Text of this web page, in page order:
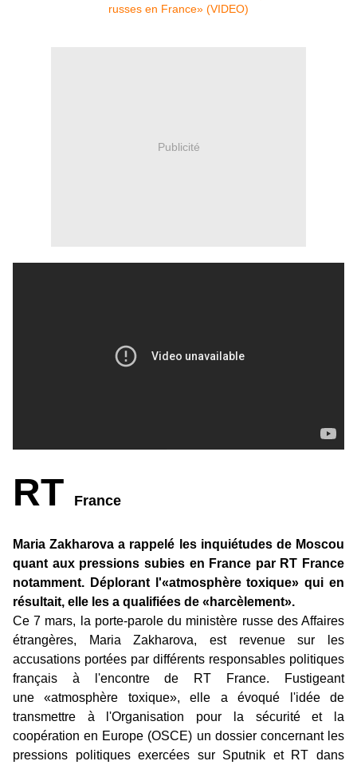
Publicité
RT France
Maria Zakharova a rappelé les inquiétudes de Moscou
quant aux pressions subies en France par RT France
notamment. Déplorant l'«atmosphère toxique» qui en
résultait, elle les a qualifiées de «harcèlement».
Ce 7 mars, la porte-parole du ministère russe des Affaires
étrangères, Maria Zakharova, est revenue sur les
accusations portées par différents responsables politiques
français à l'encontre de RT France. Fustigeant
une «atmosphère toxique», elle a évoqué l'idée de
transmettre à l'Organisation pour la sécurité et la
coopération en Europe (OSCE) un dossier concernant les
pressions politiques exercées sur Sputnik et RT dans